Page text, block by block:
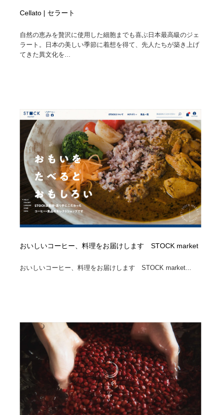
Cellato | セラート
自然の恵みを贅沢に使用した細胞までも喜ぶ日本最高級のジェ
ラート。日本の美しい季節に着想を得て、先人たちが築き上げ
てきた異文化を...
おいしいコーヒー、料理をお届けします STOCK market
おいしいコーヒー、料理をお届けします STOCK market...